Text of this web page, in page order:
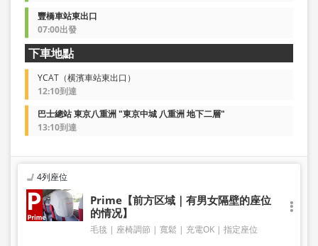
豐橋車站東出口
07:00出發
下車地點
YCAT（横濱車站東出口）
12:10到達
巴士總站 東京八重洲 "東京中城 八重洲 地下二層"
13:10到達
4列座位
Prime【前方区域｜有男女隔壁的座位
的情况】
毛毯 座椅調節 寬鬆 充電OK 指定座位